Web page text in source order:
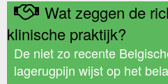
Wat zeggen de
klinische praktijk?
De niet zo recente
lagerugpijn wijst op het